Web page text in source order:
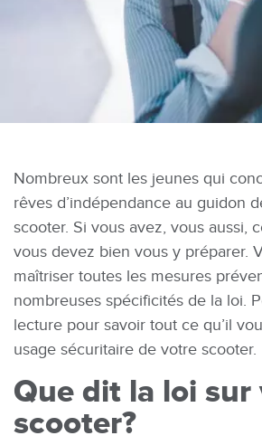
Nombreux sont les jeunes qui
rêves d’indépendance au guidon
scooter. Si vous avez, vous aussi,
vous devez bien vous y préparer.
maîtriser toutes les mesures
nombreuses spécificités de la loi.
lecture pour savoir tout ce qu’il
usage sécuritaire de votre scooter.
Que dit la loi sur
scooter?